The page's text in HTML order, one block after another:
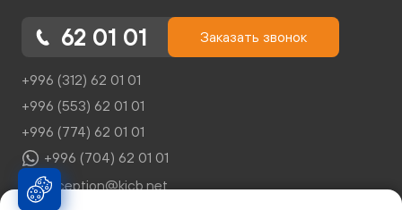
62 01 01 Заказать звонок
+996 (312) 62 01 01
+996 (553) 62 01 01
+996 (774) 62 01 01
+996 (704) 62 01 01
reception@kicb.net